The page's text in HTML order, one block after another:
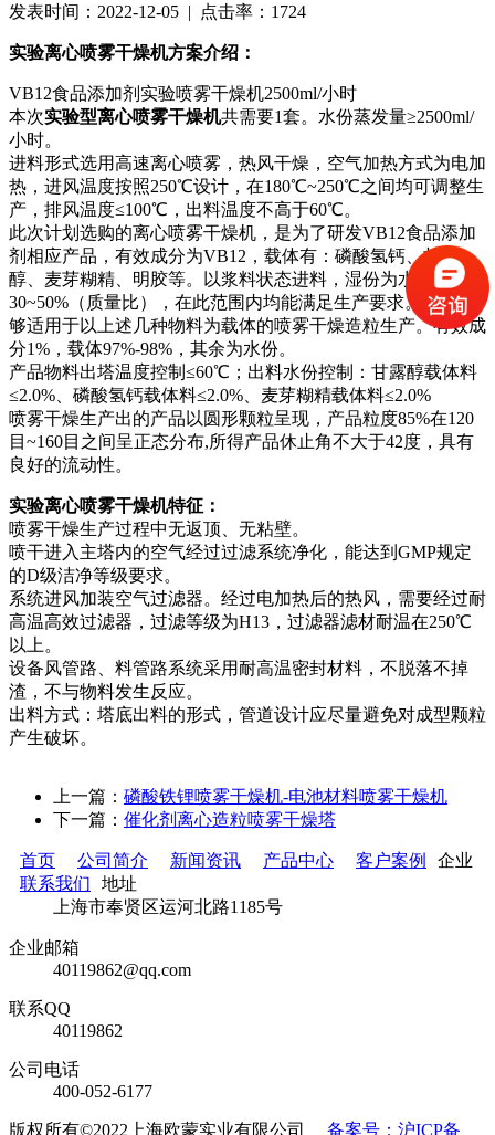
发表时间：2022-12-05 | 点击率：1724
实验离心喷雾干燥机方案介绍：
VB12食品添加剂实验喷雾干燥机2500ml/小时
本次实验型离心喷雾干燥机共需要1套。水份蒸发量≥2500ml/
小时。
进料形式选用高速离心喷雾，热风干燥，空气加热方式为电加
热，进风温度按照250℃设计，在180℃~250℃之间均可调整生
产，排风温度≤100℃，出料温度不高于60℃。
此次计划选购的离心喷雾干燥机，是为了研发VB12食品添加
剂相应产品，有效成分为VB12，载体有：磷酸氢钙、甘露
醇、麦芽糊精、明胶等。以浆料状态进料，湿份为水，含固量
30~50%（质量比），在此范围内均能满足生产要求。设备能
够适用于以上述几种物料为载体的喷雾干燥造粒生产。有效成
分1%，载体97%-98%，其余为水份。
产品物料出塔温度控制≤60℃；出料水份控制：甘露醇载体料
≤2.0%、磷酸氢钙载体料≤2.0%、麦芽糊精载体料≤2.0%
喷雾干燥生产出的产品以圆形颗粒呈现，产品粒度85%在120
目~160目之间呈正态分布,所得产品休止角不大于42度，具有
良好的流动性。
实验离心喷雾干燥机特征：
喷雾干燥生产过程中无返顶、无粘壁。
喷干进入主塔内的空气经过过滤系统净化，能达到GMP规定
的D级洁净等级要求。
系统进风加装空气过滤器。经过电加热后的热风，需要经过耐
高温高效过滤器，过滤等级为H13，过滤器滤材耐温在250℃
以上。
设备风管路、料管路系统采用耐高温密封材料，不脱落不掉
渣，不与物料发生反应。
出料方式：塔底出料的形式，管道设计应尽量避免对成型颗粒
产生破坏。
上一篇： 磷酸铁锂喷雾干燥机-电池材料喷雾干燥机
下一篇： 催化剂离心造粒喷雾干燥塔
首页 公司简介 新闻资讯 产品中心
客户案例
联系我们
企业
地址
上海市奉贤区运河北路1185号
企业邮箱
40119862@qq.com
联系QQ
40119862
公司电话
400-052-6177
版权所有©2022上海欧蒙实业有限公司 备案号：沪ICP备